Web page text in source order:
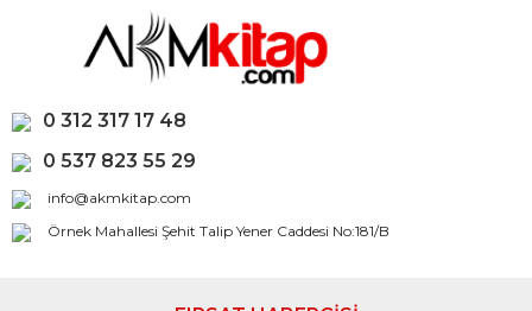
0 312 317 17 48
0 537 823 55 29
info@akmkitap.com
Örnek Mahallesi Şehit Talip Yener Caddesi No:181/B